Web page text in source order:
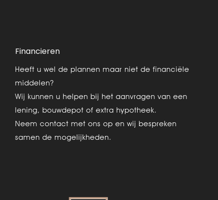
Financieren
Heeft u wel de plannen maar niet de financiële
middelen?
Wij kunnen u helpen bij het aanvragen van een
lening, bouwdepot of extra hypotheek.
Neem contact met ons op en wij bespreken
samen de mogelijkheden.